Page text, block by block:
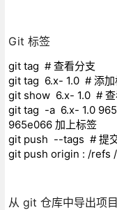
Git 标签
git tag # 查看分支
git tag 6.x- 1.0 # 添加
git show 6.x- 1.0 # 查
git tag -a 6.x- 1.0
965e066 加上标签
git push --tags # 提
git push origin : /refs
从 git 仓库中导出项目